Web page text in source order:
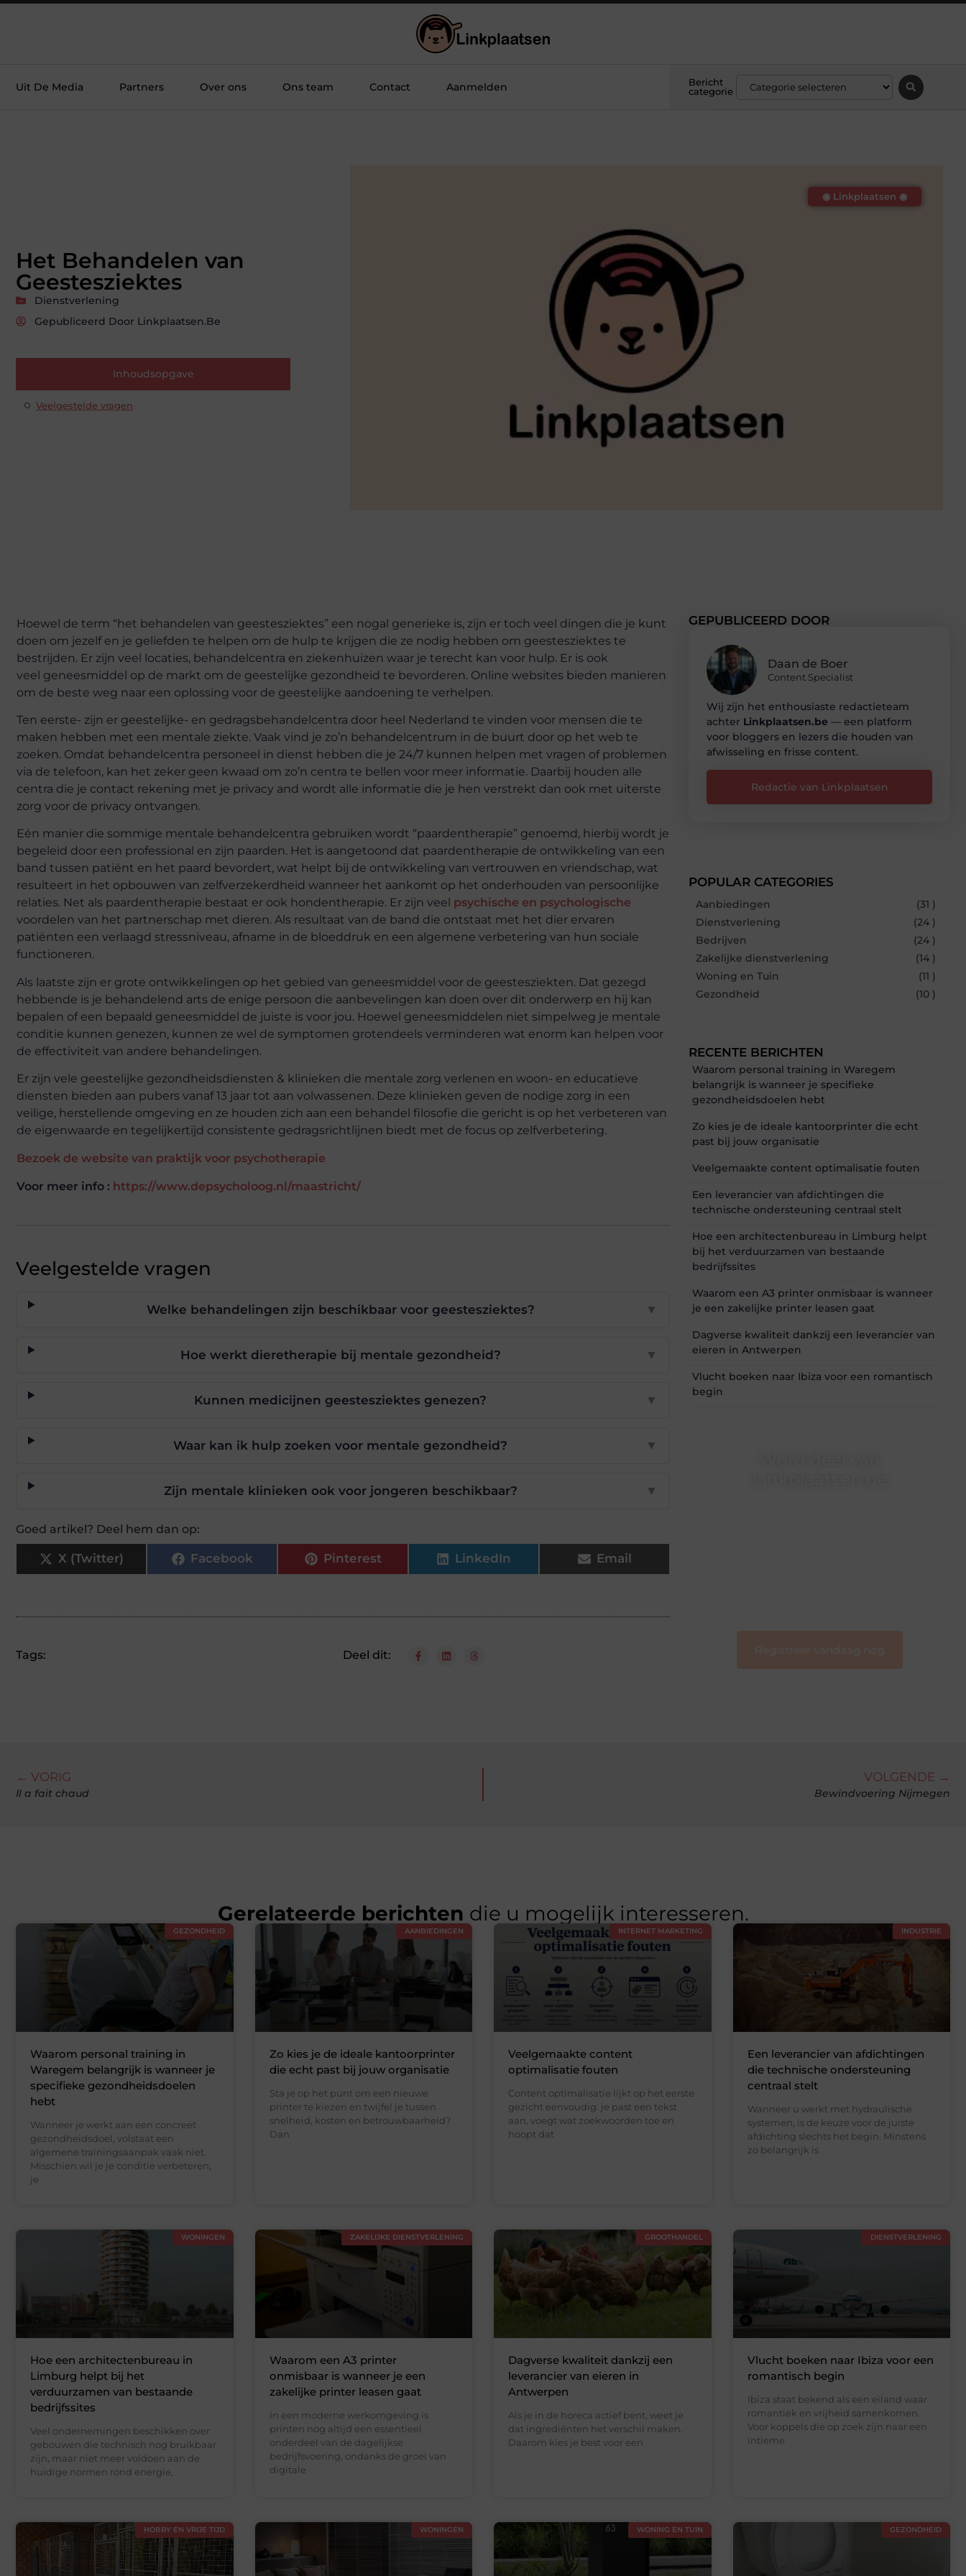
Uit De Media Partners Over ons Ons team Contact Aanmelden
Bericht
categorie
Het Behandelen van
Geestesziektes
Dienstverlening
Gepubliceerd Door Linkplaatsen.be
Inhoudsopgave
Veelgestelde vragen
◉ Linkplaatsen ◉
Hoewel de term “het behandelen van geestesziektes” een nogal generieke is, zijn er toch veel dingen die je kunt
doen om jezelf en je geliefden te helpen om de hulp te krijgen die ze nodig hebben om geestesziektes te
bestrijden. Er zijn veel locaties, behandelcentra en ziekenhuizen waar je terecht kan voor hulp. Er is ook
veel geneesmiddel op de markt om de geestelijke gezondheid te bevorderen. Online websites bieden manieren
om de beste weg naar een oplossing voor de geestelijke aandoening te verhelpen.
Ten eerste- zijn er geestelijke- en gedragsbehandelcentra door heel Nederland te vinden voor mensen die te
maken hebben met een mentale ziekte. Vaak vind je zo’n behandelcentrum in de buurt door op het web te
zoeken. Omdat behandelcentra personeel in dienst hebben die je 24/7 kunnen helpen met vragen of problemen
via de telefoon, kan het zeker geen kwaad om zo’n centra te bellen voor meer informatie. Daarbij houden alle
centra die je contact rekening met je privacy and wordt alle informatie die je hen verstrekt dan ook met uiterste
zorg voor de privacy ontvangen.
Eén manier die sommige mentale behandelcentra gebruiken wordt “paardentherapie” genoemd, hierbij wordt je
begeleid door een professional en zijn paarden. Het is aangetoond dat paardentherapie de ontwikkeling van een
band tussen patiënt en het paard bevordert, wat helpt bij de ontwikkeling van vertrouwen en vriendschap, wat
resulteert in het opbouwen van zelfverzekerdheid wanneer het aankomt op het onderhouden van persoonlijke
relaties. Net als paardentherapie bestaat er ook hondentherapie. Er zijn veel psychische en psychologische
voordelen van het partnerschap met dieren. Als resultaat van de band die ontstaat met het dier ervaren
patiënten een verlaagd stressniveau, afname in de bloeddruk en een algemene verbetering van hun sociale
functioneren.
Als laatste zijn er grote ontwikkelingen op het gebied van geneesmiddel voor de geestesziekten. Dat gezegd
hebbende is je behandelend arts de enige persoon die aanbevelingen kan doen over dit onderwerp en hij kan
bepalen of een bepaald geneesmiddel de juiste is voor jou. Hoewel geneesmiddelen niet simpelweg je mentale
conditie kunnen genezen, kunnen ze wel de symptomen grotendeels verminderen wat enorm kan helpen voor
de effectiviteit van andere behandelingen.
Er zijn vele geestelijke gezondheidsdiensten & klinieken die mentale zorg verlenen en woon- en educatieve
diensten bieden aan pubers vanaf 13 jaar tot aan volwassenen. Deze klinieken geven de nodige zorg in een
veilige, herstellende omgeving en ze houden zich aan een behandel filosofie die gericht is op het verbeteren van
de eigenwaarde en tegelijkertijd consistente gedragsrichtlijnen biedt met de focus op zelfverbetering.
Bezoek de website van praktijk voor psychotherapie
Voor meer info : https://www.depsycholoog.nl/maastricht/
Veelgestelde vragen
Welke behandelingen zijn beschikbaar voor geestesziektes? ▼
Hoe werkt dieretherapie bij mentale gezondheid? ▼
Kunnen medicijnen geestesziektes genezen? ▼
Waar kan ik hulp zoeken voor mentale gezondheid? ▼
Zijn mentale klinieken ook voor jongeren beschikbaar? ▼
Goed artikel? Deel hem dan op:
X (Twitter) Facebook Pinterest LinkedIn Email
Tags: Deel dit:
GEPUBLICEERD DOOR
Daan de Boer
Content Specialist
Wij zijn het enthousiaste redactieteam
achter Linkplaatsen.be — een platform
voor bloggers en lezers die houden van
afwisseling en frisse content.
Redactie van Linkplaatsen
POPULAR CATEGORIES
Aanbiedingen
(31 )
Dienstverlening
(24 )
Bedrijven
(24 )
Zakelijke dienstverlening
(14 )
Woning en Tuin
(11 )
Gezondheid
(10 )
RECENTE BERICHTEN
Waarom personal training in Waregem
belangrijk is wanneer je specifieke
gezondheidsdoelen hebt
Zo kies je de ideale kantoorprinter die echt
past bij jouw organisatie
Veelgemaakte content optimalisatie fouten
Een leverancier van afdichtingen die
technische ondersteuning centraal stelt
Hoe een architectenbureau in Limburg helpt
bij het verduurzamen van bestaande
bedrijfssites
Waarom een A3 printer onmisbaar is wanneer
je een zakelijke printer leasen gaat
Dagverse kwaliteit dankzij een leverancier van
eieren in Antwerpen
Vlucht boeken naar Ibiza voor een romantisch
begin
← VORIG
Il a fait chaud
VOLGENDE →
Bewindvoering Nijmegen
Gerelateerde berichten die u mogelijk interesseren.
GEZONDHEID
Waarom personal training in
Waregem belangrijk is wanneer je
specifieke gezondheidsdoelen
hebt
Wanneer je werkt aan een concreet
gezondheidsdoel, volstaat een
algemene trainingsaanpak vaak niet.
Misschien wil je je conditie verbeteren,
je
AANBIEDINGEN
Zo kies je de ideale kantoorprinter
die echt past bij jouw organisatie
Sta je op het punt om een nieuwe
printer te kiezen en twijfel je tussen
snelheid, kosten en betrouwbaarheid?
Dan
INTERNET MARKETING
Veelgemaakte content
optimalisatie fouten
Content optimalisatie lijkt op het eerste
gezicht eenvoudig: je past een tekst
aan, voegt wat zoekwoorden toe en
hoopt dat
INDUSTRIE
Een leverancier van afdichtingen
die technische ondersteuning
centraal stelt
Wanneer u werkt met hydraulische
systemen, is de keuze voor de juiste
afdichting slechts het begin. Minstens
zo belangrijk is
WONINGEN
Hoe een architectenbureau in
Limburg helpt bij het
verduurzamen van bestaande
bedrijfssites
Veel ondernemingen beschikken over
gebouwen die technisch nog bruikbaar
zijn, maar niet meer voldoen aan de
huidige normen rond energie,
ZAKELIJKE DIENSTVERLENING
Waarom een A3 printer
onmisbaar is wanneer je een
zakelijke printer leasen gaat
In een moderne werkomgeving is
printen nog altijd een essentieel
onderdeel van de dagelijkse
bedrijfsvoering, ondanks de groei van
digitale
GROOTHANDEL
Dagverse kwaliteit dankzij een
leverancier van eieren in
Antwerpen
Als je in de horeca actief bent, weet je
dat ingrediënten het verschil maken.
Daarom kies je best voor een
DIENSTVERLENING
Vlucht boeken naar Ibiza voor een
romantisch begin
Ibiza staat bekend als een eiland waar
romantiek en vrijheid samenkomen.
Voor koppels die op zoek zijn naar een
intieme
HOBBY EN VRIJE TIJD WONINGEN WONING EN TUIN GEZONDHEID